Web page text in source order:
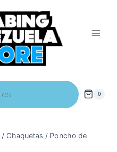
0
/ Chaquetas / Poncho de